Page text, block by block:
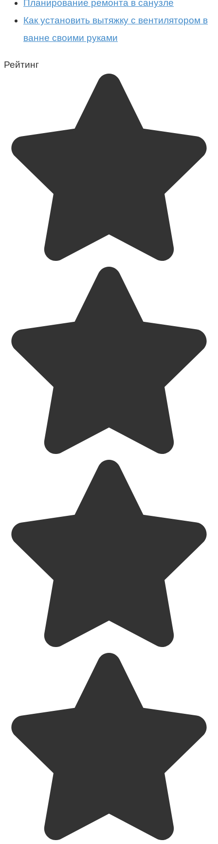
Планирование ремонта в санузле
Как установить вытяжку с вентилятором в
ванне своими руками
Рейтинг